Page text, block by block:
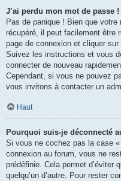
J’ai perdu mon mot de passe !
Pas de panique ! Bien que
récupéré, il peut facilement être
page de connexion et cliquer
Suivez les instructions et vous
connecter de nouveau
Cependant, si vous ne pouvez
vous invitons à contacter un
Haut
Pourquoi suis-je déconnecté
Si vous ne cochez pas la case
connexion au forum, vous ne
prédéfinie. Cela permet d’éviter
quelqu’un d’autre. Pour rester